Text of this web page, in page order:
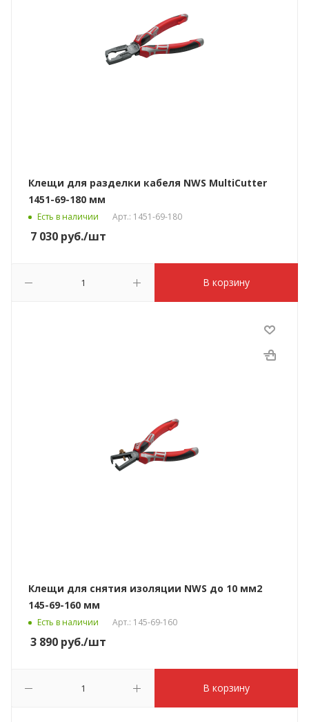
Клещи для разделки кабеля NWS MultiCutter
1451-69-180 мм
Есть в наличии Арт.: 1451-69-180
7 030 руб./шт
В корзину
Клещи для снятия изоляции NWS до 10 мм2
145-69-160 мм
Есть в наличии Арт.: 145-69-160
3 890 руб./шт
В корзину